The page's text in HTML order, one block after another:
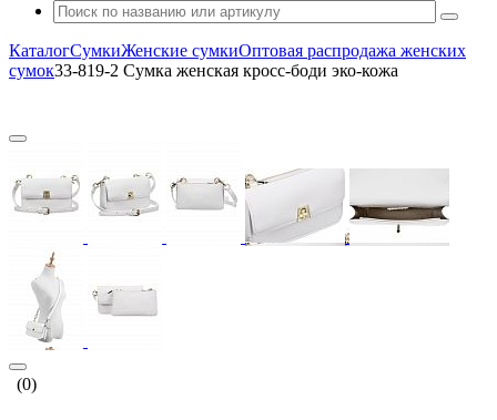
КаталогСумкиЖенские сумкиОптовая распродажа женских
сумок33-819-2 Сумка женская кросс-боди эко-кожа
(0)